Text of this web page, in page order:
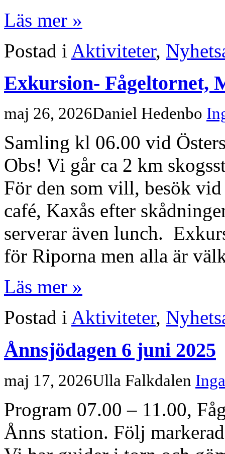
Läs mer »
Postad i Aktiviteter,
Exkursion- Fågeltornet,
maj 26, 2026Daniel Hedenbo
Samling kl 06.00 vid
Obs! Vi går ca 2 km
För den som vill, besök
café, Kaxås efter
serverar även lunch.
för Riporna men alla är
Läs mer »
Postad i Aktiviteter,
Ånnsjödagen 6 juni 2025
maj 17, 2026Ulla Falkdalen
Program 07.00 – 11.00,
Ånns station. Följ